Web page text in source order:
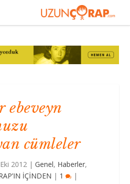
ebeveyn
cümleler
2012 |Genel, Haberler,
İÇİNDEN | 1 |